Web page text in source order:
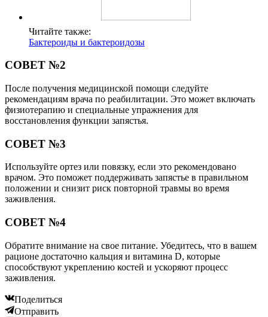
Читайте также:
Бактероиды и бактероидозы
СОВЕТ №2
После получения медицинской помощи следуйте
рекомендациям врача по реабилитации. Это может включать
физиотерапию и специальные упражнения для
восстановления функции запястья.
СОВЕТ №3
Используйте ортез или повязку, если это рекомендовано
врачом. Это поможет поддерживать запястье в правильном
положении и снизит риск повторной травмы во время
заживления.
СОВЕТ №4
Обратите внимание на свое питание. Убедитесь, что в вашем
рационе достаточно кальция и витамина D, которые
способствуют укреплению костей и ускоряют процесс
заживления.
Поделиться
Отправить